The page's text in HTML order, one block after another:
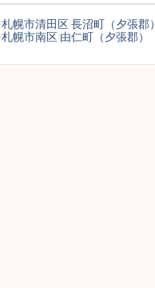
札幌市清田区長沼町（夕張郡）
札幌市南区 由仁町（夕張郡）